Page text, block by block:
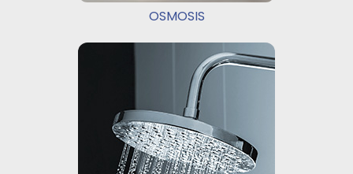
OSMOSIS